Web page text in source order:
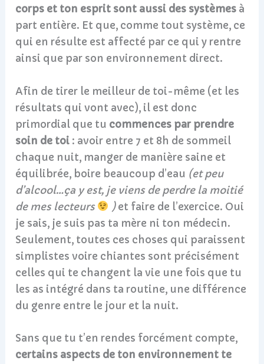
corps et ton esprit sont aussi des systèmes à
part entière. Et que, comme tout système, ce
qui en résulte est affecté par ce qui y rentre
ainsi que par son environnement direct.
Afin de tirer le meilleur de toi-même (et les
résultats qui vont avec), il est donc
primordial que tu commences par prendre
soin de toi : avoir entre 7 et 8h de sommeil
chaque nuit, manger de manière saine et
équilibrée, boire beaucoup d’eau (et peu
d’alcool…ça y est, je viens de perdre la moitié
de mes lecteurs
)et faire de l’exercice. Oui
je sais, je suis pas ta mère ni ton médecin.
Seulement, toutes ces choses qui paraissent
simplistes voire chiantes sont précisément
celles qui te changent la vie une fois que tu
les as intégré dans ta routine, une différence
du genre entre le jour et la nuit.
Sans que tu t’en rendes forcément compte,
certains aspects de ton environnement te